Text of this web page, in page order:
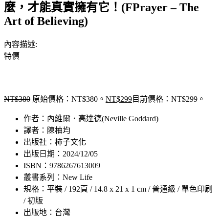
麼，才能真實擁有它！(FPrayer – The
Art of Believing)
內容描述:
特價
NT$380 原始價格：NT$380。 NT$299目前價格：NT$299。
作者：內維爾．高達德(Neville Goddard)
譯者：陳柚均
出版社：柿子文化
出版日期：2024/12/05
ISBN：9786267613009
叢書系列：New Life
規格：平裝 / 192頁 / 14.8 x 21 x 1 cm / 普通級 / 單色印刷
/ 初版
出版地：台灣